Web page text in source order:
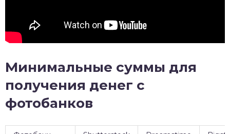
Минимальные суммы для
получения денег с
фотобанков